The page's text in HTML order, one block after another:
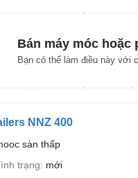
Bán máy móc hoặc
Bạn có thể làm điều này với
NNZ 400
sàn thấp
trạng
mới